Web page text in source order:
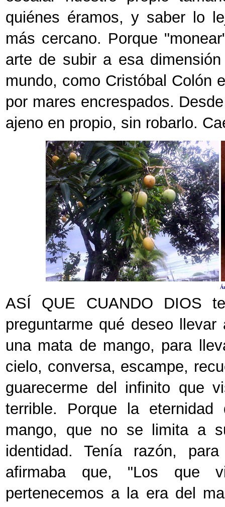
quiénes éramos, y saber lo
más cercano. Porque
arte de subir a esa
mundo, como Cristóbal Colón
por mares encrespados.
ajeno en propio, sin robarlo.
ASÍ QUE CUANDO DIOS
preguntarme qué deseo
una mata de mango, para
cielo, conversa, escampe,
guarecerme del infinito que
terrible. Porque la
mango, que no se limita a
identidad. Tenía razón,
afirmaba que, "Los que
pertenecemos a la era del